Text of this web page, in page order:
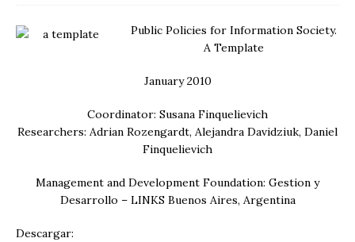
Public Policies for Information Society.
A Template
January 2010
Coordinator: Susana Finquelievich
Researchers: Adrian Rozengardt, Alejandra Davidziuk, Daniel
Finquelievich
Management and Development Foundation: Gestion y
Desarrollo – LINKS Buenos Aires, Argentina
Descargar: